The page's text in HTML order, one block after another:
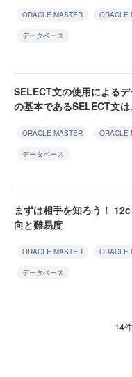
ORACLE MASTER ORACLE
データベース
SELECT文の使用による
の基本であるSELECT文
ORACLE MASTER ORACLE
データベース
まずは相手を知ろう！
向と難易度
ORACLE MASTER ORACLE
データベース
14